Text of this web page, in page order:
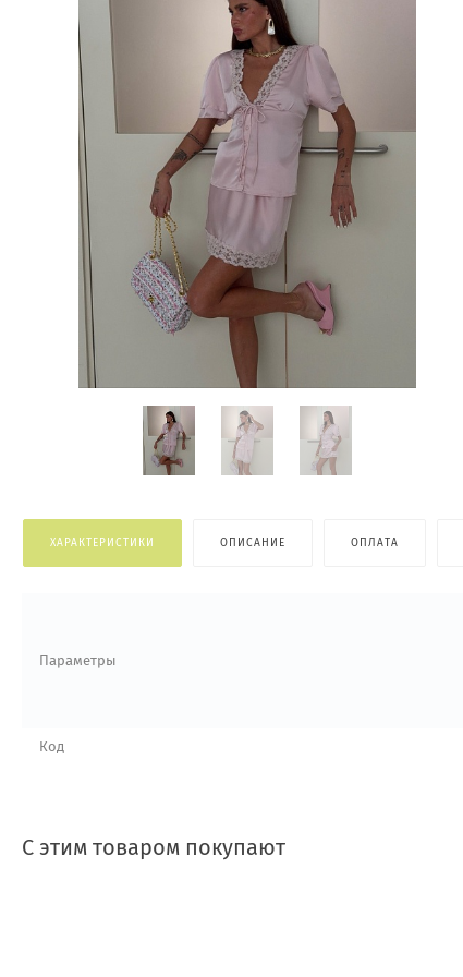
ХАРАКТЕРИСТИКИ ОПИСАНИЕ ОПЛАТА
Параметры
Код
С этим товаром покупают